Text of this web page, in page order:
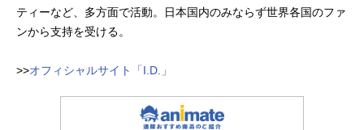
ティーなど、多方面で活動。日本国内のみならず世界各国のファ
ンから支持を受ける。
>>オフィシャルサイト「I.D.」